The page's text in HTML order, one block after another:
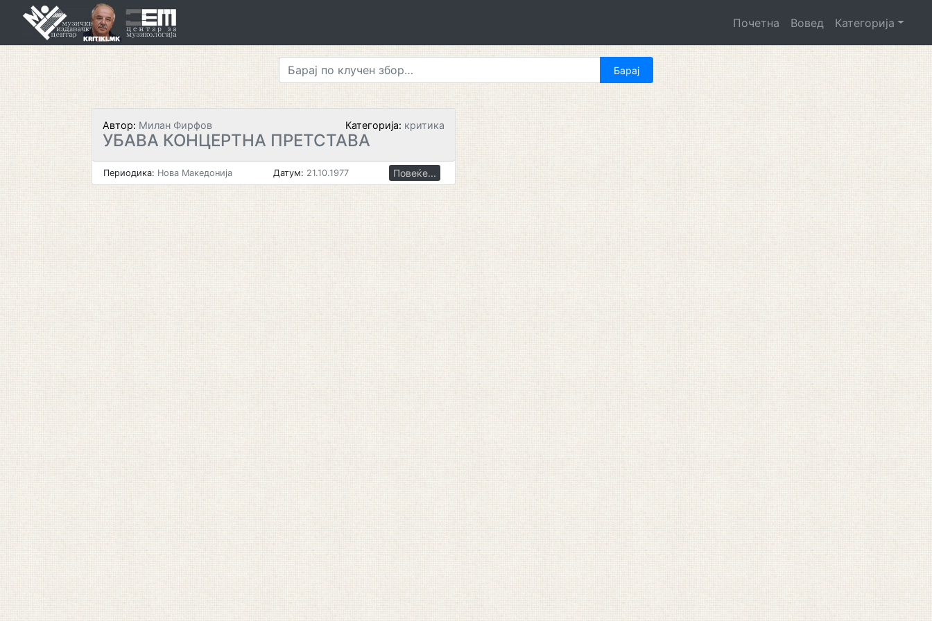
Почетна Вовед Категорија
Автор: Милан Фирфов Категорија: критика
УБАВА КОНЦЕРТНА ПРЕТСТАВА
Периодика: Нова Македонија Датум: 21.10.1977 Повеќе...